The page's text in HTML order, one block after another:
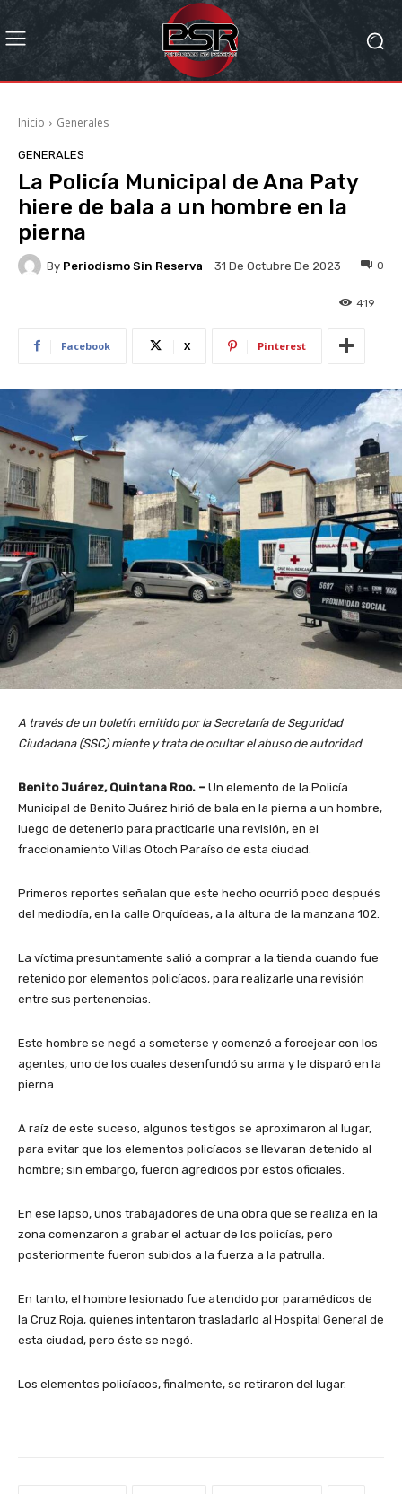
Inicio Generales
GENERALES
La Policía Municipal de Ana Paty
hiere de bala a un hombre en la
pierna
By Periodismo Sin Reserva 31 De Octubre De 2023 0
419
Facebook X Pinterest
A través de un boletín emitido por la Secretaría de Seguridad
Ciudadana (SSC) miente y trata de ocultar el abuso de autoridad
Benito Juárez, Quintana Roo. – Un elemento de la Policía
Municipal de Benito Juárez hirió de bala en la pierna a un hombre,
luego de detenerlo para practicarle una revisión, en el
fraccionamiento Villas Otoch Paraíso de esta ciudad.
Primeros reportes señalan que este hecho ocurrió poco después
del mediodía, en la calle Orquídeas, a la altura de la manzana 102.
La víctima presuntamente salió a comprar a la tienda cuando fue
retenido por elementos policíacos, para realizarle una revisión
entre sus pertenencias.
Este hombre se negó a someterse y comenzó a forcejear con los
agentes, uno de los cuales desenfundó su arma y le disparó en la
pierna.
A raíz de este suceso, algunos testigos se aproximaron al lugar,
para evitar que los elementos policíacos se llevaran detenido al
hombre; sin embargo, fueron agredidos por estos oficiales.
En ese lapso, unos trabajadores de una obra que se realiza en la
zona comenzaron a grabar el actuar de los policías, pero
posteriormente fueron subidos a la fuerza a la patrulla.
En tanto, el hombre lesionado fue atendido por paramédicos de
la Cruz Roja, quienes intentaron trasladarlo al Hospital General de
esta ciudad, pero éste se negó.
Los elementos policíacos, finalmente, se retiraron del lugar.